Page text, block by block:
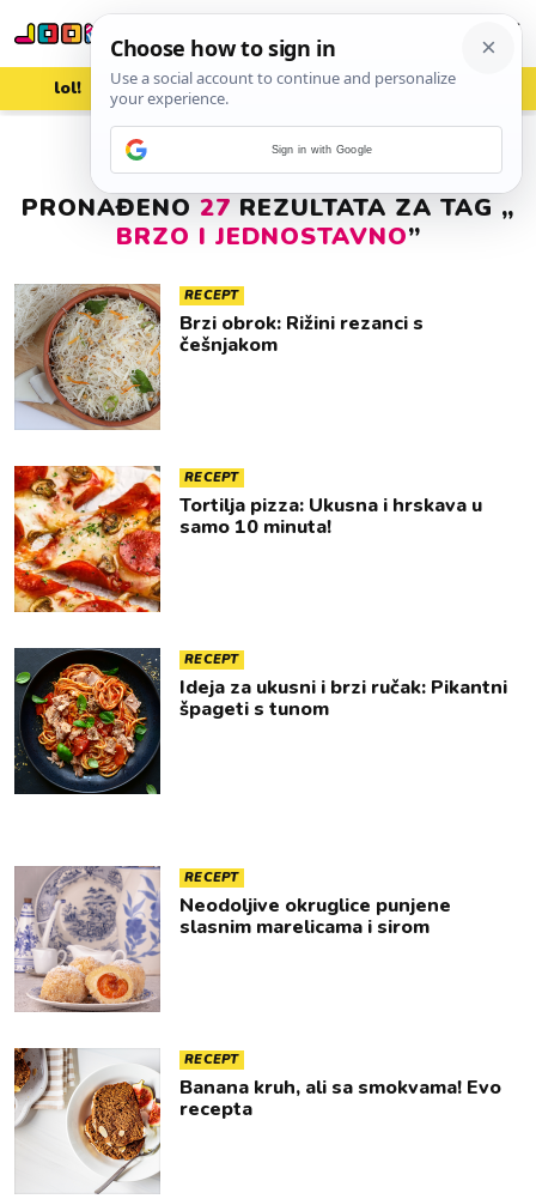
lol! aww vrh! woot?!
PRONAĐENO 27 REZULTATA ZA TAG „
BRZO I JEDNOSTAVNO”
RECEPT
Brzi obrok: Rižini rezanci s
češnjakom
RECEPT
Tortilja pizza: Ukusna i hrskava u
samo 10 minuta!
RECEPT
Ideja za ukusni i brzi ručak: Pikantni
špageti s tunom
RECEPT
Neodoljive okruglice punjene
slasnim marelicama i sirom
RECEPT
Banana kruh, ali sa smokvama! Evo
recepta
Sign in with Google